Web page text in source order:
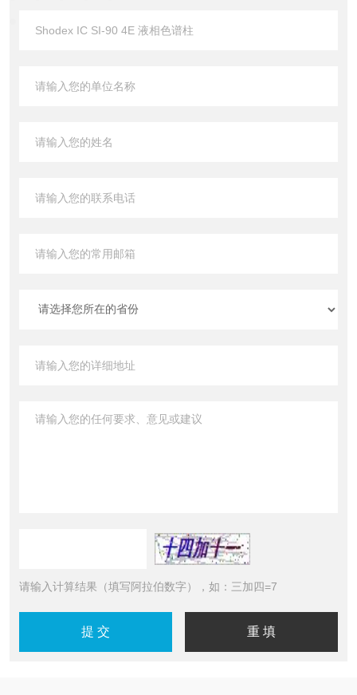
请输入计算结果（填写阿拉伯数字），如：三加四=7